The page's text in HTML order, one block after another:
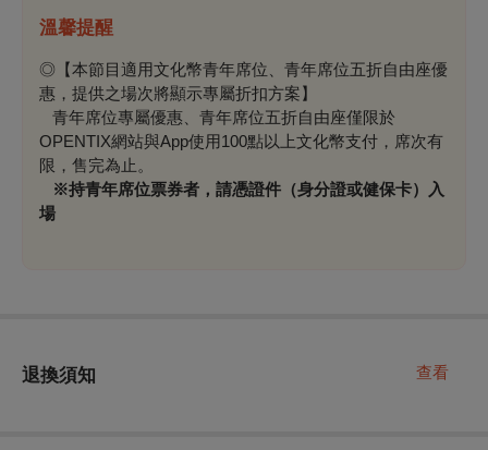
溫馨提醒
◎【本節目適用文化幣青年席位、青年席位五折自由座優
惠，提供之場次將顯示專屬折扣方案】
青年席位專屬優惠、青年席位五折自由座僅限於
OPENTIX網站與App使用100點以上文化幣支付，席次有
限，售完為止。
※持青年席位票券者，請憑證件（身分證或健保卡）入
場
退換須知 查看